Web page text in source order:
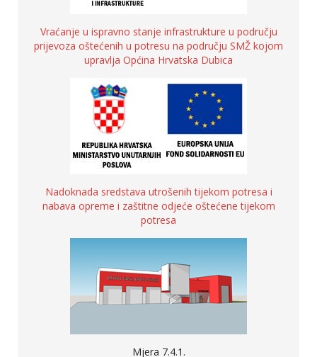
Vraćanje u ispravno stanje infrastrukture u području
prijevoza oštećenih u potresu na području SMŽ kojom
upravlja Općina Hrvatska Dubica
Nadoknada sredstava utrošenih tijekom potresa i
nabava opreme i zaštitne odjeće oštećene tijekom
potresa
Mjera 7.4.1.